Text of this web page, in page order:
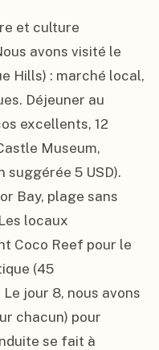
et culture
avons visité le
Hills) : marché local,
Déjeuner au
excellents, 12
Museum,
5 USD).
Bay, plage sans
locaux
Coco Reef pour le
(45
jour 8, nous avons
chacun) pour
se fait à